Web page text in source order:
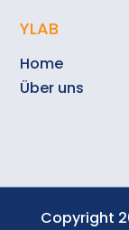
YLAB
Home
Über uns
Copyright